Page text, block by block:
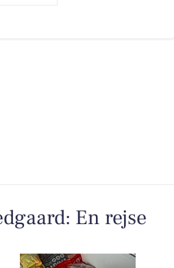
En rejse